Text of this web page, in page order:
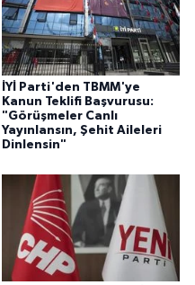
İYİ Parti'den TBMM'ye
Kanun Teklifi Başvurusu:
"Görüşmeler Canlı
Yayınlansın, Şehit Aileleri
Dinlensin"